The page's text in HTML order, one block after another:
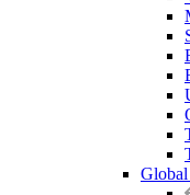
Global